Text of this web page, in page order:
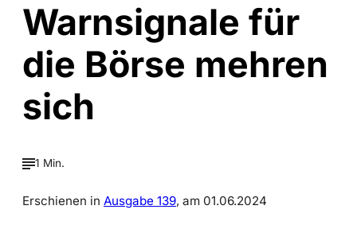
Warnsignale für
die Börse mehren
sich
1 Min.
Erschienen in Ausgabe 139, am 01.06.2024